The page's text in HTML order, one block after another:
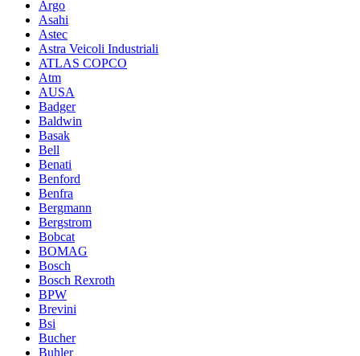
Argo
Asahi
Astec
Astra Veicoli Industriali
ATLAS COPCO
Atm
AUSA
Badger
Baldwin
Basak
Bell
Benati
Benford
Benfra
Bergmann
Bergstrom
Bobcat
BOMAG
Bosch
Bosch Rexroth
BPW
Brevini
Bsi
Bucher
Buhler